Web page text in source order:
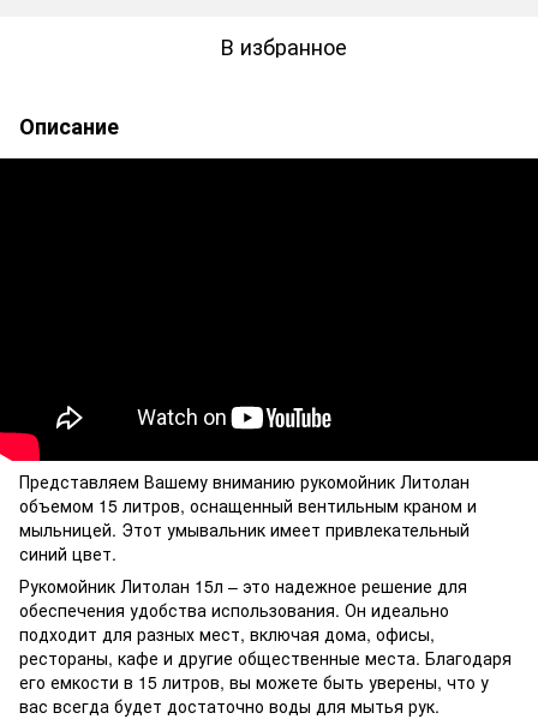
В избранное
Описание
Представляем Вашему вниманию рукомойник Литолан
объемом 15 литров, оснащенный вентильным краном и
мыльницей. Этот умывальник имеет привлекательный
синий цвет.
Рукомойник Литолан 15л – это надежное решение для
обеспечения удобства использования. Он идеально
подходит для разных мест, включая дома, офисы,
рестораны, кафе и другие общественные места. Благодаря
его емкости в 15 литров, вы можете быть уверены, что у
вас всегда будет достаточно воды для мытья рук.